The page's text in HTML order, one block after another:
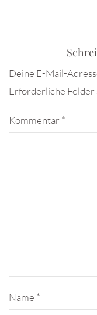
Deine E-Mail-
Erforderliche Felder
Kommentar *
Name *